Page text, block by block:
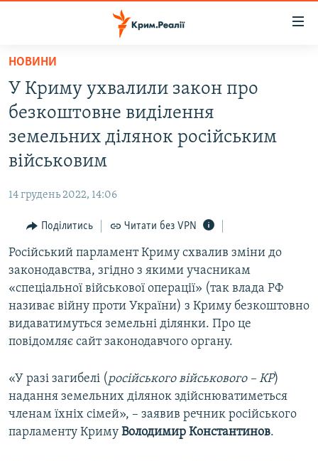
Перейти
основного
матеріалу
до
основної
Перейти
пошуку
ВОДА.КРИМ
ПОЛІТИКА
ПОГЛЯД
ІНТЕРВ'Ю
ВСЕ ЗА ДЕНЬ
СПЕЦПРОЕКТИ
ДЕПОРТАЦІЯ
ВІДЕОУРОКИ «ELIFBE»
УКРАЇНСЬКА ПРОБЛЕМА КРИМУ
ІНФОГРАФІКА
ЯК ОБІЙТИ БЛОКУВАННЯ
Русский
ДОЛУЧАЙСЯ!
НОВИНИ
У Криму ухвалили закон про
безкоштовне виділення
земельних ділянок російським
військовим
14 грудень 2022, 14:06
Поділитись Читати без VPN
Російський парламент Криму схвалив зміни до
законодавства, згідно з якими учасникам
«спеціальної військової операції» (так влада РФ
називає війну проти України) з Криму безкоштовно
видаватимуться земельні ділянки. Про це
повідомляє сайт законодавчого органу.
«У разі загибелі (російського військового – КР)
надання земельних ділянок здійснюватиметься
членам їхніх сімей», – заявив речник російського
парламенту Криму Володимир Константинов.